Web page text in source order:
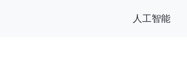
人工智能